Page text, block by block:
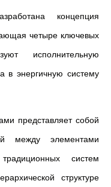
концепция
четыре ключевых
исполнительную
в энергичную систему
представляет собой
между элементами
систем
структуре